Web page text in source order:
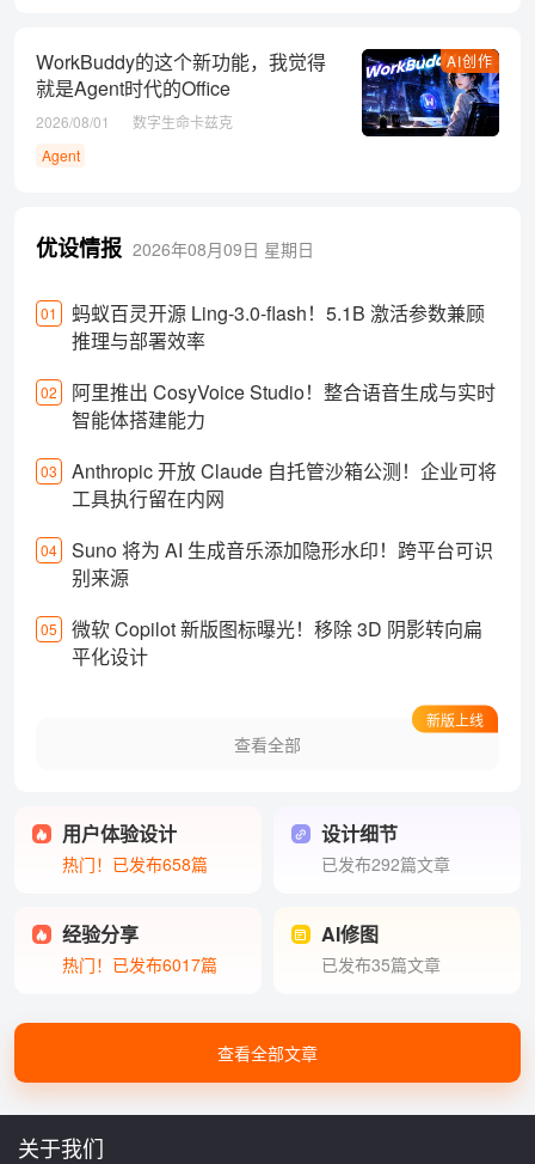
AI创作
WorkBuddy的这个新功能，我觉得
就是Agent时代的Office
2026/08/01
数字生命卡兹克
Agent
优设情报 2026年08月09日 星期日
01
蚂蚁百灵开源 Ling-3.0-flash！5.1B 激活参数兼顾
推理与部署效率
02
阿里推出 CosyVoice Studio！整合语音生成与实时
智能体搭建能力
03
Anthropic 开放 Claude 自托管沙箱公测！企业可将
工具执行留在内网
04
Suno 将为 AI 生成音乐添加隐形水印！跨平台可识
别来源
05
微软 Copilot 新版图标曝光！移除 3D 阴影转向扁
平化设计
查看全部
新版上线
用户体验设计
热门！已发布658篇
设计细节
已发布292篇文章
经验分享
热门！已发布6017篇
AI修图
已发布35篇文章
查看全部文章
关于我们